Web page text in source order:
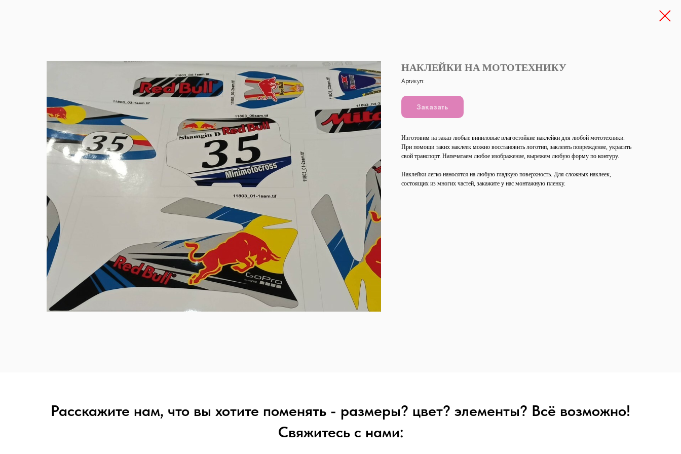
НАКЛЕЙКИ НА МОТОТЕХНИКУ
Артикул:
Заказать
Изготовим на заказ любые виниловые влагостойкие наклейки для любой мототехники.
При помощи таких наклеек можно восстановить логотип, заклеить повреждение, украсить
свой транспорт. Напечатаем любое изображение, вырежем любую форму по контуру.
Наклейки легко наносятся на любую гладкую поверхность. Для сложных наклеек,
состоящих из многих частей, закажите у нас монтажную пленку.
Расскажите нам, что вы хотите поменять - размеры? цвет? элементы? Всё возможно!
Свяжитесь с нами: